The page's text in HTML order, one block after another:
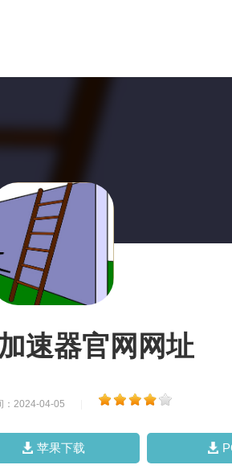
速器官网网址
：2024-04-05
苹果下载